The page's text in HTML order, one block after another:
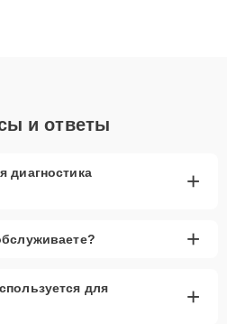
и ответы
диагностика
+
+
для
+